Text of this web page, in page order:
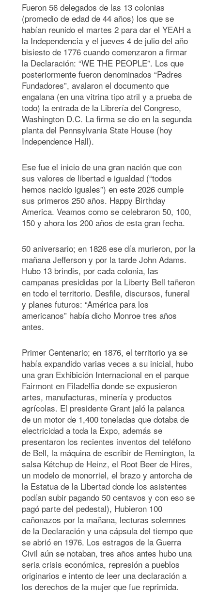
Fueron 56 delegados de las 13 colonias
(promedio de edad de 44 años) los que se
habían reunido el martes 2 para dar el YEAH a
la Independencia y el jueves 4 de julio del año
bisiesto de 1776 cuando comenzaron a firmar
la Declaración: “WE THE PEOPLE”. Los que
posteriormente fueron denominados “Padres
Fundadores”, avalaron el documento que
engalana (en una vitrina tipo atril y a prueba de
todo) la entrada de la Librería del Congreso,
Washington D.C. La firma se dio en la segunda
planta del Pennsylvania State House (hoy
Independence Hall).
Ese fue el inicio de una gran nación que con
sus valores de libertad e igualdad (“todos
hemos nacido iguales”) en este 2026 cumple
sus primeros 250 años. Happy Birthday
America. Veamos como se celebraron 50, 100,
150 y ahora los 200 años de esta gran fecha.
50 aniversario; en 1826 ese día murieron, por la
mañana Jefferson y por la tarde John Adams.
Hubo 13 brindis, por cada colonia, las
campanas presididas por la Liberty Bell tañeron
en todo el territorio. Desfile, discursos, funeral
y planes futuros: “América para los
americanos” había dicho Monroe tres años
antes.
Primer Centenario; en 1876, el territorio ya se
había expandido varias veces a su inicial, hubo
una gran Exhibición Internacional en el parque
Fairmont en Filadelfia donde se expusieron
artes, manufacturas, minería y productos
agrícolas. El presidente Grant jaló la palanca
de un motor de 1,400 toneladas que dotaba de
electricidad a toda la Expo, además se
presentaron los recientes inventos del teléfono
de Bell, la máquina de escribir de Remington, la
salsa Kétchup de Heinz, el Root Beer de Hires,
un modelo de monorriel, el brazo y antorcha de
la Estatua de la Libertad donde los asistentes
podían subir pagando 50 centavos y con eso se
pagó parte del pedestal), Hubieron 100
cañonazos por la mañana, lecturas solemnes
de la Declaración y una cápsula del tiempo que
se abrió en 1976. Los estragos de la Guerra
Civil aún se notaban, tres años antes hubo una
seria crisis económica, represión a pueblos
originarios e intento de leer una declaración a
los derechos de la mujer que fue reprimida.